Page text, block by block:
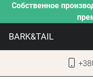
Собственное
BARK&TAIL